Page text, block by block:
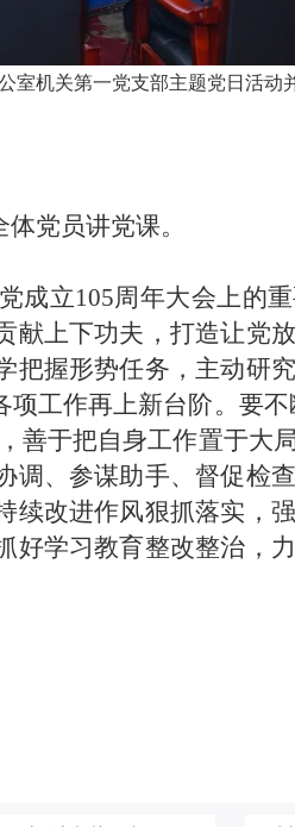
室机关第一党支部主题党日活动
党员讲党课。
成立105周年大会上的
上下功夫，打造让党
握形势任务，主动研
工作再上新台阶。要
于把自身工作置于大
、参谋助手、督促检
改进作风狠抓落实，
学习教育整改整治，